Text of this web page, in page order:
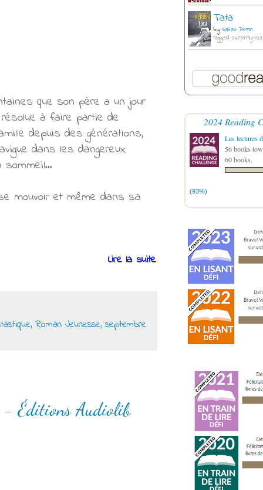
que son père a un jour
à faire partie de
depuis des générations,
dans les dangereux
sommeil…
mouvoir et même dans sa
Lire la suite
, Roman Jeunesse,septembre
- Éditions Audiolib
Tata
by Valérie Perrin
tagged: currently-
2024 Reading
Les lectures
56 books
60 books.
(93%)